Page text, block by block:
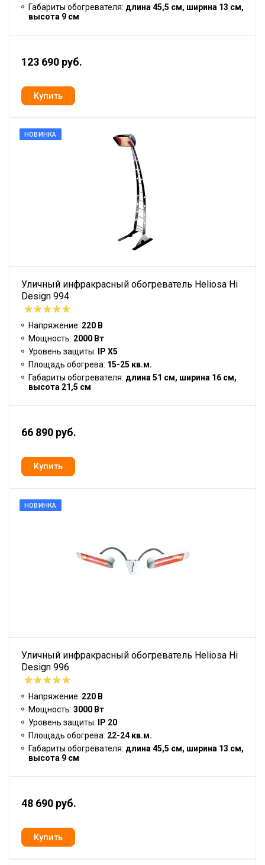
Габариты обогревателя: длина 45,5 см, ширина 13 см,
высота 9 см
123 690 руб.
НОВИНКА
Уличный инфракрасный обогреватель Heliosa Hi
Design 994
Напряжение: 220 В
Мощность: 2000 Вт
Уровень защиты:
IP Х5
Площадь обогрева: 15-25 кв.м.
Габариты обогревателя: длина 51 см, ширина 16 см,
высота 21,5 см
66 890 руб.
НОВИНКА
Уличный инфракрасный обогреватель Heliosa Hi
Design 996
Напряжение: 220 В
Мощность: 3000 Вт
Уровень защиты:
IP 20
Площадь обогрева: 22-24 кв.м.
Габариты обогревателя: длина 45,5 см, ширина 13 см,
высота 9 см
48 690 руб.